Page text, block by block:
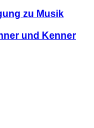
zu Musik
und Kenner